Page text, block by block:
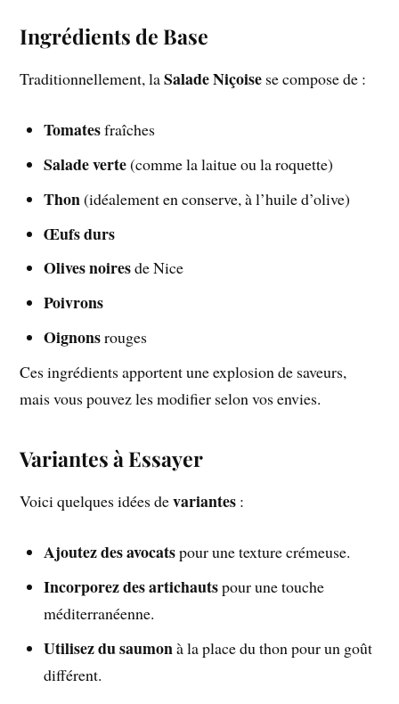
Ingrédients de Base
Traditionnellement, laSalade Niçoise se compose de :
Tomatesfraîches
Salade verte(comme la laitue ou la roquette)
Thon(idéalement en conserve, à l’huile d’olive)
Œufs durs
Olives noiresde Nice
Poivrons
Oignonsrouges
Ces ingrédients apportent une explosion de saveurs,
mais vous pouvez les modifier selon vos envies.
Variantes à Essayer
Voici quelques idées devariantes :
Ajoutez des avocatspour une texture crémeuse.
Incorporez des artichautspour une touche
méditerranéenne.
Utilisez du saumonà la place du thon pour un goût
différent.